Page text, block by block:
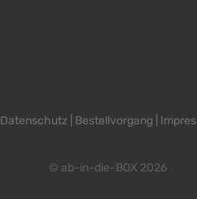
Datenschutz| Bestellvorgang
© ab-in-die-BOX 2026